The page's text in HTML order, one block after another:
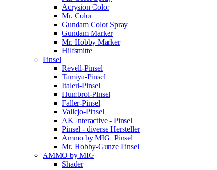
Acrysion Color
Mr. Color
Gundam Color Spray
Gundam Marker
Mr. Hobby Marker
Hilfsmittel
Pinsel
Revell-Pinsel
Tamiya-Pinsel
Italeri-Pinsel
Humbrol-Pinsel
Faller-Pinsel
Vallejo-Pinsel
AK Interactive - Pinsel
Pinsel - diverse Hersteller
Ammo by MIG -Pinsel
Mr. Hobby-Gunze Pinsel
AMMO by MIG
Shader